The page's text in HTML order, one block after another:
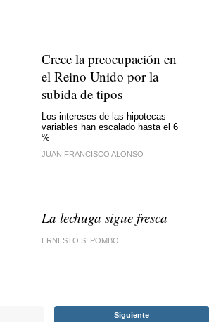
Crece la preocupación en
el Reino Unido por la
subida de tipos
Los intereses de las hipotecas
variables han escalado hasta el 6
%
JUAN FRANCISCO ALONSO
La lechuga sigue fresca
ERNESTO S. POMBO
Siguiente